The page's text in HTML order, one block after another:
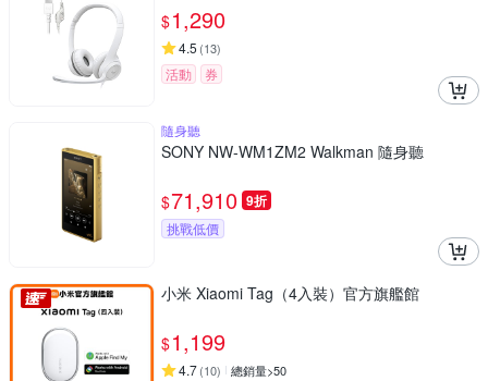
$1,290
4.5 (13)
活動 券
隨身聽
SONY NW-WM1ZM2 Walkman 隨身聽
$71,910 9折
挑戰低價
小米 Xiaomi Tag（4入裝）官方旗艦館
$1,199
4.7(10) 總銷量>50